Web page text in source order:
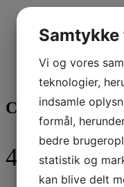
Cedira LED
499,95kr.
Vi og vores
teknologier,
indsamle
formål,
bedre
statistik og
kan blive delt